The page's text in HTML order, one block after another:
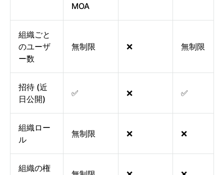
MOA
組織ごと
のユーザ
ー数
無制限 ❌ 無制限
招待 (近
日公開)
✅ ❌ ✅
組織ロー
ル
無制限 ❌ ❌
組織の権